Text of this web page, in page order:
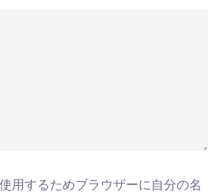
用するためブラウザーに自分の名